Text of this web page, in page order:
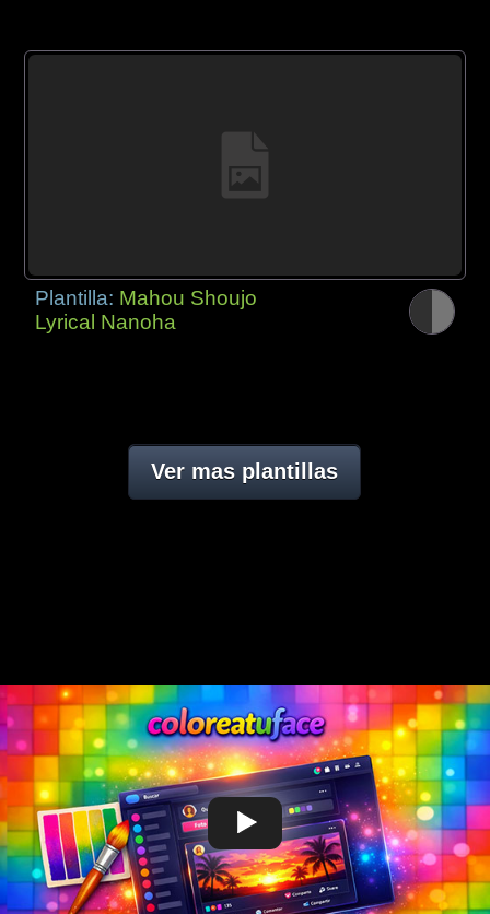
Plantilla: Mahou Shoujo
Lyrical Nanoha
Ver mas plantillas